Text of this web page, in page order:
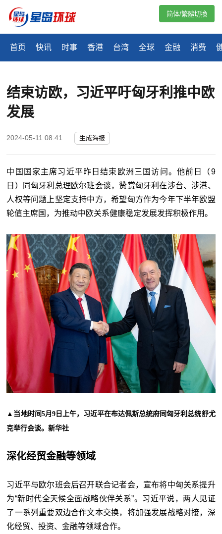
首页 快讯 时事 香港 台湾 全球 金融 消费
简体/繁體切換
结束访欧，习近平吁匈牙利推中欧
发展
2024-05-11 08:41 生成海报
中国国家主席习近平昨日结束欧洲三国访问。他前日（9
日）同匈牙利总理欧尔班会谈，赞赏匈牙利在涉台、涉港、
人权等问题上坚定支持中方，希望匈方作为今年下半年欧盟
轮值主席国，为推动中欧关系健康稳定发展发挥积极作用。
▲当地时间5月9日上午，习近平在布达佩斯总统府同匈牙利总统舒尤
克举行会谈。新华社
深化经贸金融等领域
习近平与欧尔班会后召开联合记者会，宣布将中匈关系提升
为“新时代全天候全面战略伙伴关系”。习近平说，两人见证
了一系列重要双边合作文本交换，将加强发展战略对接，深
化经贸、投资、金融等领域合作。